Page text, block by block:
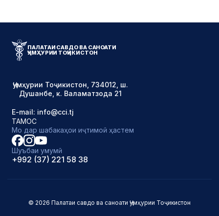
ПАЛАТАИ САВДО ВА САНОАТИ
ҶУМҲУРИИ ТОҶИКИСТОН
Ҷумҳурии Тоҷикистон, 734012, ш.
Душанбе, к. Валаматзода 21
E-mail: info@cci.tj
ТАМОС
Мо дар шабакаҳои иҷтимоӣ ҳастем
Шуъбаи умумӣ
+992 (37) 221 58 38
© 2026 Палатаи савдо ва саноати Ҷумҳурии Тоҷикистон